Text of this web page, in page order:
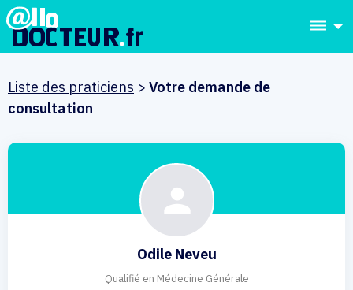
dehaze
Liste des praticiens > Votre demande de
consultation
Odile Neveu
Qualifié en Médecine Générale